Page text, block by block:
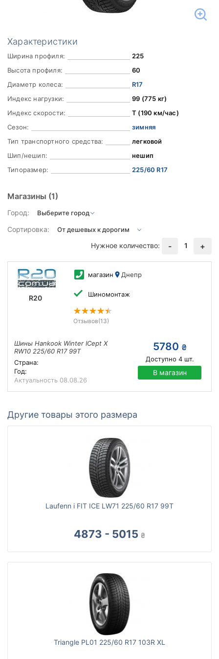
Характеристики
Ширина профиля:
225
Высота профиля:
60
Диаметр колеса:
R17
Индекс нагрузки:
99 (775 кг)
Индекс скорости:
T (190 км/час)
Сезон:
зимняя
Тип транспортного средства:
легковой
Шип/нешип:
нешип
Типоразмер:
225/60 R17
Магазины (1)
Город:
Сортировка:
Нужное количество:
- 1 +
R20
магазин Днепр
Шиномонтаж
Отзывов(13)
Шины Hankook Winter ICept X
RW10 225/60 R17 99T
Страна:
Год:
Актуальность 08.08.26
5780 ₴
Доступно 4шт.
В магазин
Другие товары этого размера
Laufenn i FIT ICE LW71 225/60 R17 99T
4873 - 5015 ₴
Triangle PL01 225/60 R17 103R XL